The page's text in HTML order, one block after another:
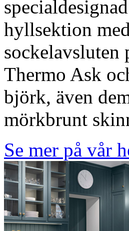
hyllsektion
sockelavsluten
Thermo Ask
björk, även
mörkbrunt
Se mer på vår